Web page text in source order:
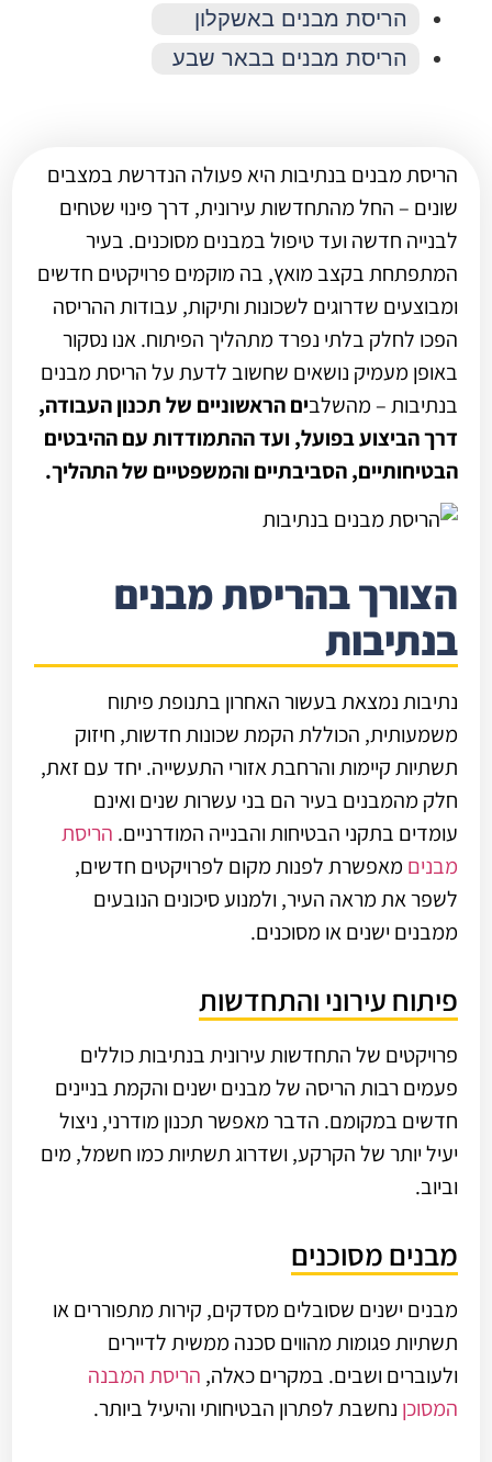
הריסת מבנים בנתיבות היא פעולה הנדרשת במצבים
שונים – החל מהתחדשות עירונית, דרך פינוי שטחים
לבנייה חדשה ועד טיפול במבנים מסוכנים. בעיר
המתפתחת בקצב מואץ, בה מוקמים פרויקטים חדשים
ומבוצעים שדרוגים לשכונות ותיקות, עבודות ההריסה
הפכו לחלק בלתי נפרד מתהליך הפיתוח. אנו נסקור
באופן מעמיק נושאים שחשוב לדעת על הריסת מבנים
בנתיבות – מהשלבים הראשוניים של תכנון העבודה,
דרך הביצוע בפועל, ועד ההתמודדות עם ההיבטים
הבטיחותיים, הסביבתיים והמשפטיים של התהליך.
הצורך בהריסת מבנים
בנתיבות
נתיבות נמצאת בעשור האחרון בתנופת פיתוח
משמעותית, הכוללת הקמת שכונות חדשות, חיזוק
תשתיות קיימות והרחבת אזורי התעשייה. יחד עם זאת,
חלק מהמבנים בעיר הם בני עשרות שנים ואינם
עומדים בתקני הבטיחות והבנייה המודרניים. הריסת
מבנים מאפשרת לפנות מקום לפרויקטים חדשים,
לשפר את מראה העיר, ולמנוע סיכונים הנובעים
ממבנים ישנים או מסוכנים.
פיתוח עירוני והתחדשות
פרויקטים של התחדשות עירונית בנתיבות כוללים
פעמים רבות הריסה של מבנים ישנים והקמת בניינים
חדשים במקומם. הדבר מאפשר תכנון מודרני, ניצול
יעיל יותר של הקרקע, ושדרוג תשתיות כמו חשמל, מים
וביוב.
מבנים מסוכנים
מבנים ישנים שסובלים מסדקים, קירות מתפוררים או
תשתיות פגומות מהווים סכנה ממשית לדיירים
ולעוברים ושבים. במקרים כאלה, הריסת המבנה
המסוכן נחשבת לפתרון הבטיחותי והיעיל ביותר.
הריסת מבנים באשקלון
הריסת מבנים בבאר שבע